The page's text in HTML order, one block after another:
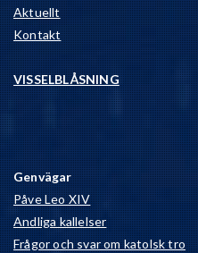
Aktuellt
Kontakt
VISSELBLÅSNING
Genvägar
Påve Leo XIV
Andliga kallelser
Frågor och svar om katolsk tro